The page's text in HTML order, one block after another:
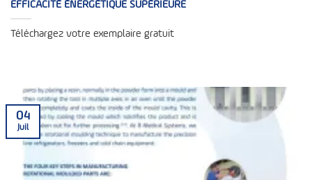
EFFICACITÉ ÉNERGÉTIQUE SUPÉRIEURE
Téléchargez votre exemplaire gratuit
04
Juil